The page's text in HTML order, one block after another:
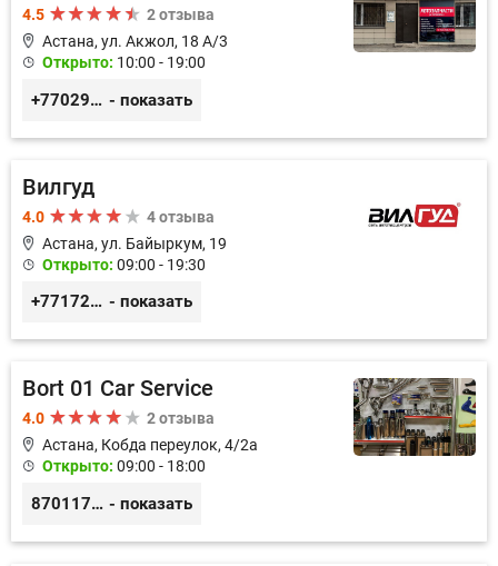
4.5
2 отзыва
Астана, ул. Акжол, 18 А/3
Открыто: 10:00 - 19:00
+77029352979 - показать
Вилгуд
4.0
4 отзыва
Астана, ул. Байыркум, 19
Открыто: 09:00 - 19:30
+77172978380 - показать
Bort 01 Car Service
4.0
2 отзыва
Астана, Кобда переулок, 4/2а
Открыто: 09:00 - 18:00
87011754444 - показать